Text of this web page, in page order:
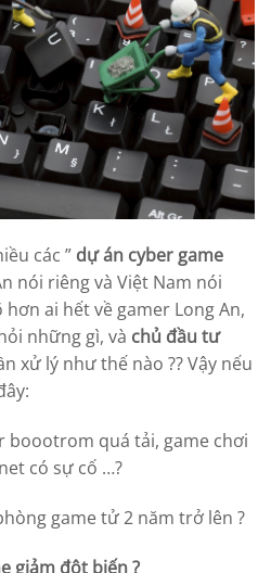
các ” dự án cyber game
nói riêng và Việt Nam nói
ai hết về gamer Long An,
những gì, và chủ đầu tư
xử lý như thế nào ?? Vậy nếu
boootrom quá tải, game chơi
có sự cố …?
game tử 2 năm trở lên ?
giảm đột biến ?